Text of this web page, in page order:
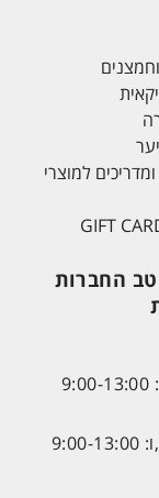
למוצרי
החברות